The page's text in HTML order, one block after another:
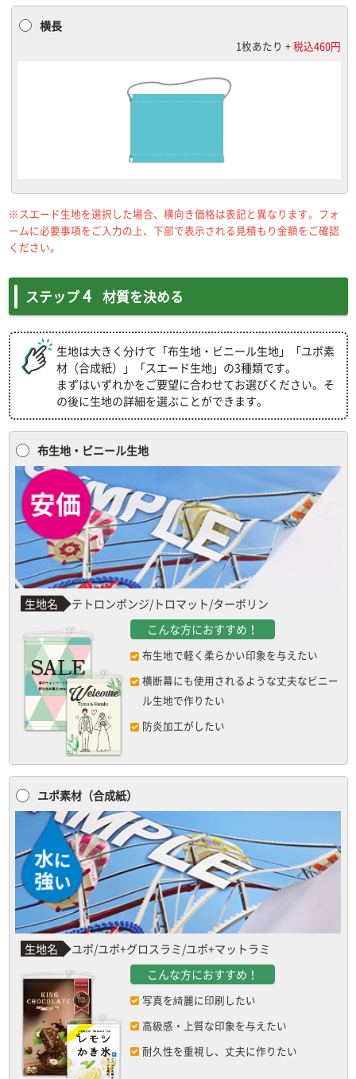
横長
1枚あたり +税込460円
※スエード生地を選択した場合、横向き価格は表記と異なります。フォ
ームに必要事項をご入力の上、下部で表示される見積もり金額をご確認
ください。
ステップ4 材質を決める
生地は大きく分けて「布生地・ビニール生地」「ユポ素
材（合成紙）」「スエード生地」の3種類です。
まずはいずれかをご要望に合わせてお選びください。そ
の後に生地の詳細を選ぶことができます。
布生地・ビニール生地
生地名
テトロンポンジ/トロマット/ターポリン
こんな方におすすめ！
布生地で軽く柔らかい印象を与えたい
横断幕にも使用されるような丈夫なビニー
ル生地で作りたい
防炎加工がしたい
ユポ素材（合成紙）
生地名
ユポ/ユポ+グロスラミ/ユポ+マットラミ
こんな方におすすめ！
写真を綺麗に印刷したい
高級感・上質な印象を与えたい
耐久性を重視し、丈夫に作りたい